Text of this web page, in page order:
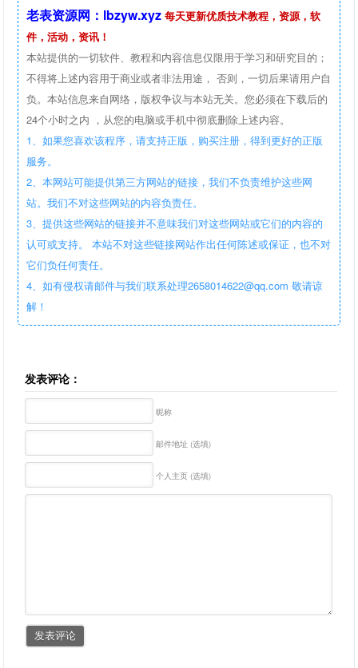
老表资源网：lbzyw.xyz 每天更新优质技术教程，资源，软
件，活动，资讯！
本站提供的一切软件、教程和内容信息仅限用于学习和研究目的；
不得将上述内容用于商业或者非法用途， 否则，一切后果请用户自
负。本站信息来自网络，版权争议与本站无关。您必须在下载后的
24个小时之内 ，从您的电脑或手机中彻底删除上述内容。
1、如果您喜欢该程序，请支持正版，购买注册，得到更好的正版
服务。
2、本网站可能提供第三方网站的链接，我们不负责维护这些网
站。我们不对这些网站的内容负责任。
3、提供这些网站的链接并不意味我们对这些网站或它们的内容的
认可或支持。 本站不对这些链接网站作出任何陈述或保证，也不对
它们负任何责任。
4、如有侵权请邮件与我们联系处理2658014622@qq.com 敬请谅
解！
发表评论：
昵称
邮件地址 (选填)
个人主页 (选填)